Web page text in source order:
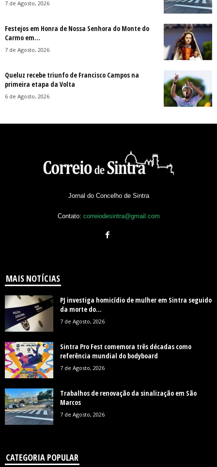
7 de Agosto, 2026
Festejos em Honra de Nossa Senhora do Monte do
Carmo em...
7 de Agosto, 2026
Queluz recebe triunfo de Francisco Campos na
primeira etapa da Volta
6 de Agosto, 2026
Jornal do Concelho de Sintra
Contato: correiodesintra@gmail.com
MAIS NOTÍCIAS
PJ investiga homicídio de mulher em Sintra seguido
da morte do...
7 de Agosto, 2026
Sintra Pro Fest comemora três décadas como
referência mundial do bodyboard
7 de Agosto, 2026
Trabalhos de renovação da sinalização em São
Marcos
7 de Agosto, 2026
CATEGORIA POPULAR